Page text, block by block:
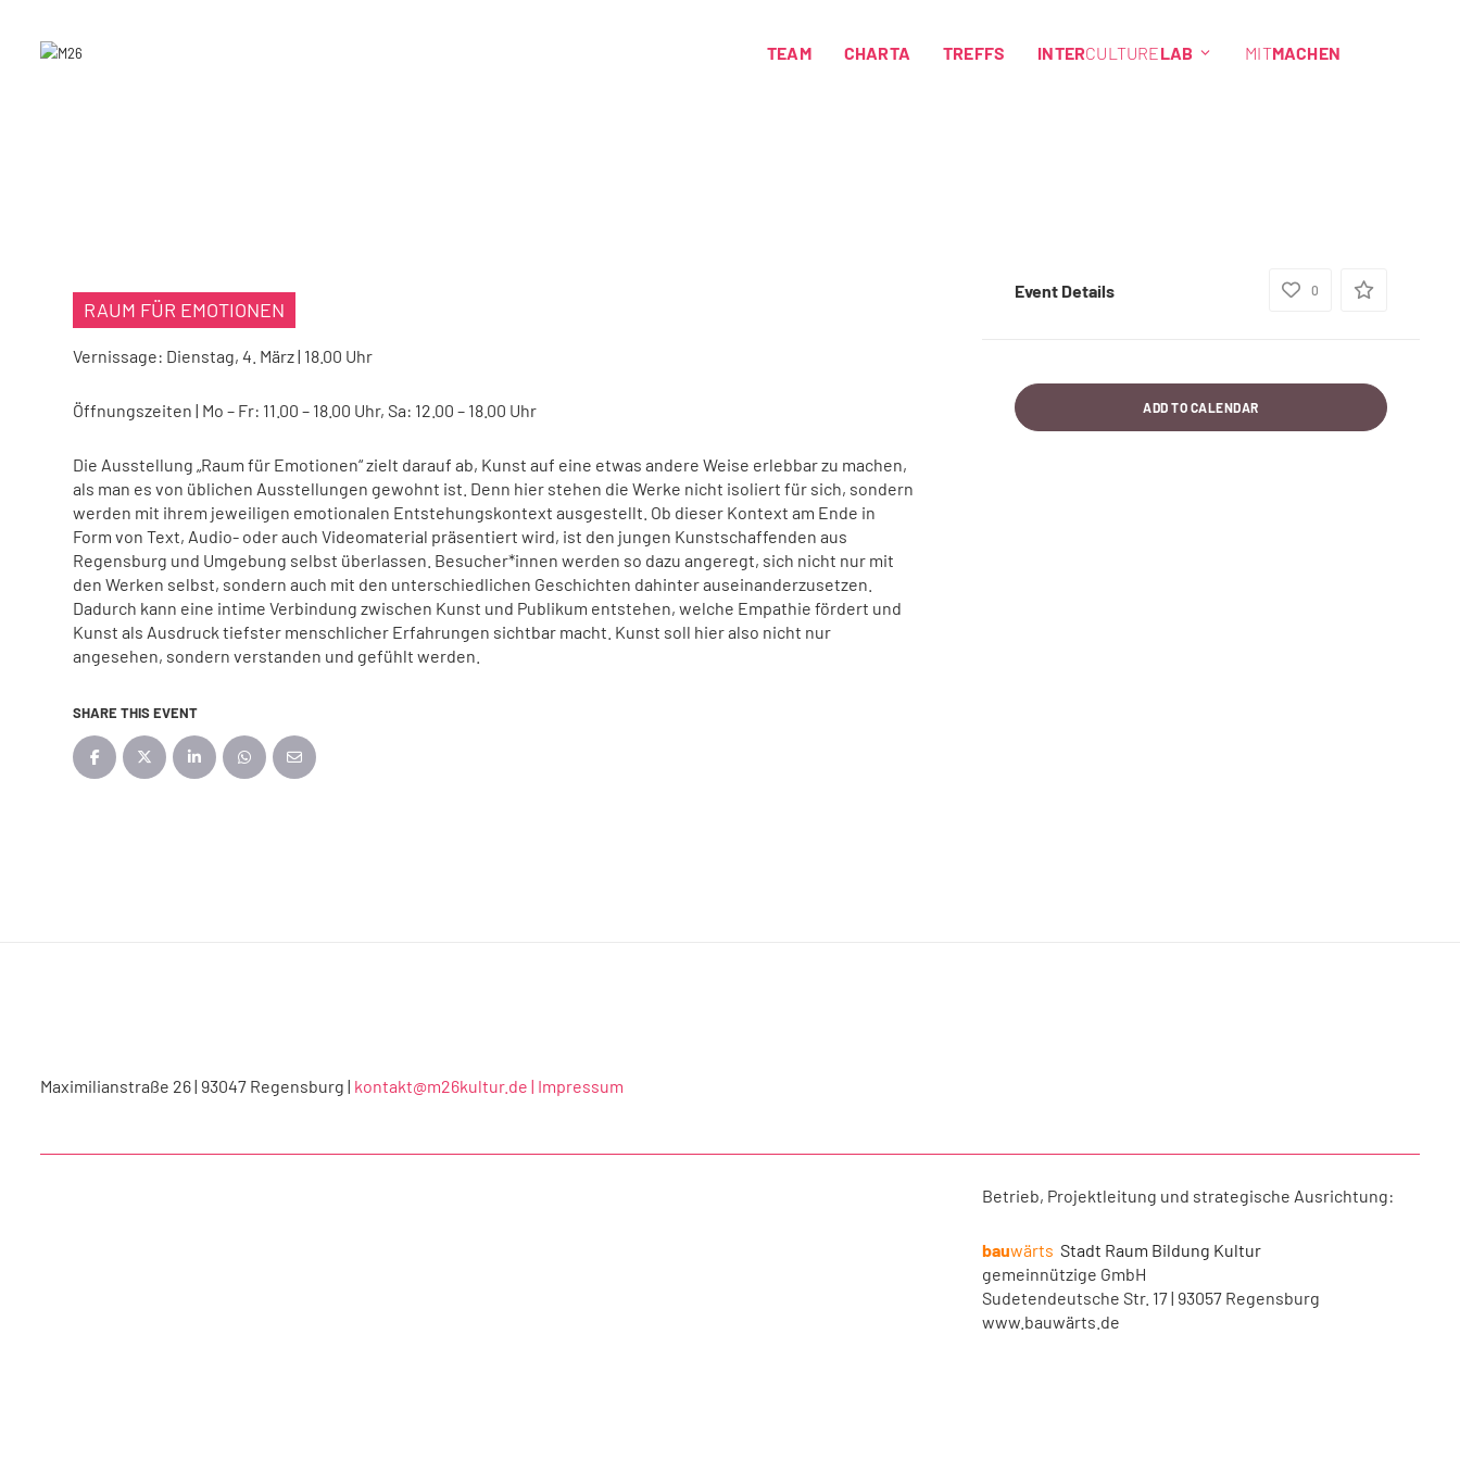
TEAM CHARTA TREFFS INTERCULTURELAB MITMACHEN
RAUM FÜR EMOTIONEN
Vernissage: Dienstag, 4. März | 18.00 Uhr
Öffnungszeiten | Mo – Fr: 11.00 – 18.00 Uhr, Sa: 12.00 – 18.00 Uhr
Die Ausstellung „Raum für Emotionen“ zielt darauf ab, Kunst auf eine etwas andere Weise erlebbar zu machen,
als man es von üblichen Ausstellungen gewohnt ist. Denn hier stehen die Werke nicht isoliert für sich, sondern
werden mit ihrem jeweiligen emotionalen Entstehungskontext ausgestellt. Ob dieser Kontext am Ende in
Form von Text, Audio- oder auch Videomaterial präsentiert wird, ist den jungen Kunstschaffenden aus
Regensburg und Umgebung selbst überlassen. Besucher*innen werden so dazu angeregt, sich nicht nur mit
den Werken selbst, sondern auch mit den unterschiedlichen Geschichten dahinter auseinanderzusetzen.
Dadurch kann eine intime Verbindung zwischen Kunst und Publikum entstehen, welche Empathie fördert und
Kunst als Ausdruck tiefster menschlicher Erfahrungen sichtbar macht. Kunst soll hier also nicht nur
angesehen, sondern verstanden und gefühlt werden.
SHARE THIS EVENT
Event Details 0
ADD TO CALENDAR
Maximilianstraße 26 | 93047 Regensburg | kontakt@m26kultur.de | Impressum
Betrieb, Projektleitung und strategische Ausrichtung:
bauwärts Stadt Raum Bildung Kultur
gemeinnützige GmbH
Sudetendeutsche Str. 17 | 93057 Regensburg
www.bauwärts.de